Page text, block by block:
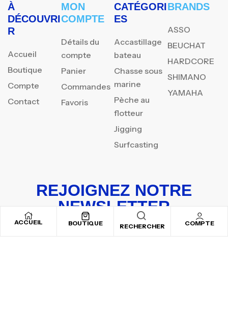
ACCUEIL BOUTIQUE RECHERCHER COMPTE
À
DÉCOUVRI
R
Accueil
Boutique
Compte
Contact
MON
COMPTE
Détails du
compte
Panier
Commandes
Favoris
CATÉGORI
ES
Accastillage
bateau
Chasse sous
marine
Pèche au
flotteur
Jigging
Surfcasting
BRANDS
ASSO
BEUCHAT
HARDCORE
SHIMANO
YAMAHA
REJOIGNEZ NOTRE
NEWSLETTER
Inscrivez-vous pour recevoir nos offres spéciales